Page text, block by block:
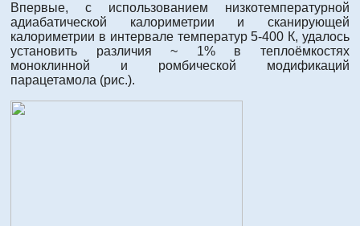
Впервые, с использованием низкотемпературной
адиабатической калориметрии и сканирующей
калориметрии в интервале температур 5-400 К, удалось
установить различия ~ 1% в теплоёмкостях
моноклинной и ромбической модификаций
парацетамола (рис.).